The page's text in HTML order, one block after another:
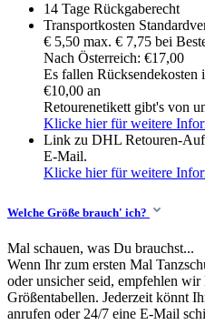
14 Tage Rückgaberecht
Transportkosten
€ 5,50 max. € 7,75 bei
Nach Österreich: €17,00
Es fallen
€10,00 an
Retourenetikett gibt's von
Klicke hier für weitere
Link zu DHL Retouren-
E-Mail.
Klicke hier für weitere
Welche Größe brauch' ich?
Mal schauen, was Du brauchst...
Wenn Ihr zum ersten Mal
oder unsicher seid, empfehlen
Größentabellen. Jederzeit könnt
anrufen oder 24/7 eine E-Mail